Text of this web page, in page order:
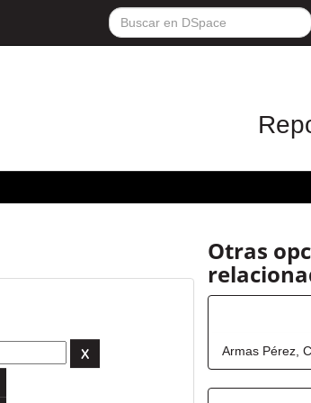
Otras
Armas Pérez,